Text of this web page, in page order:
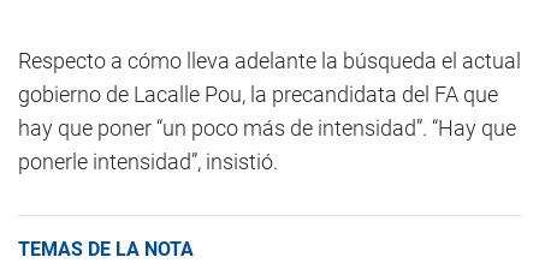
Respecto a cómo lleva adelante la búsqueda el actual
gobierno de Lacalle Pou, la precandidata del FA que
hay que poner “un poco más de intensidad”. “Hay que
ponerle intensidad”, insistió.
TEMAS DE LA NOTA